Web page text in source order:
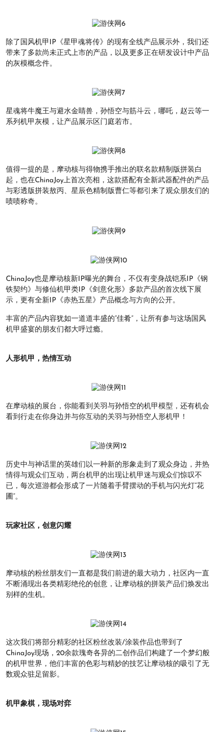
除了国风机甲IP《星甲魂将传》的现有全线产品展示外，我们还
带来了多款尚未正式上市的产品，以及更多正在研发设计中产品
的灰模概念件。
星魂将牛魔王与避水金睛兽，孙悟空与筋斗云，哪吒，赵云等一
系列机甲灰模，让产品展示区门庭若市。
值得一提的是，摩动核与得物携手推出的联名款精制版拼装白
起，也在ChinaJoy上首次亮相，这款搭配有全新武器配件的产品
与彩透版拼装敖丙、星辰色精制版曹仁等都引来了观众朋友们的
啧啧称奇。
ChinaJoy也是摩动核新IP曝光的舞台，不仅有变身战铠系IP《钢
铁契约》与修仙机甲类IP《剑意化形》多款产品的首次线下展
示，更有全新IP《赤热五星》产品概念与方向的公开。
丰富的产品内容犹如一道道丰盛的“佳肴”，让所有参与这场国风
机甲盛宴的朋友们都大呼过瘾。
人形机甲，热情互动
在摩动核的展台，你能看到关羽与孙悟空的机甲模型，还有机会
看到行走在你身边并与你互动的关羽与孙悟空人形机甲！
历史中与神话里的英雄们以一种新的形象走到了观众身边，并热
情得与观众们互动，两台机甲的出现让机甲迷与观众们惊叹不
已，每次巡游都会形成了一片随着手臂摆动的手机与闪光灯“花
圃”。
玩家社区，创意闪耀
摩动核的粉丝朋友们一直都是我们前进的最大动力，社区内一直
不断涌现出各类精彩绝伦的创意，让摩动核的拼装产品们焕发出
别样的生机。
这次我们将部分精彩的社区粉丝改装/涂装作品也带到了
ChinaJoy现场，20余款瑰奇各异的二创作品们构建了一个梦幻般
的机甲世界，他们丰富的色彩与精妙的技艺让摩动核的吸引了无
数观众驻足留影。
机甲象棋，现场对弈